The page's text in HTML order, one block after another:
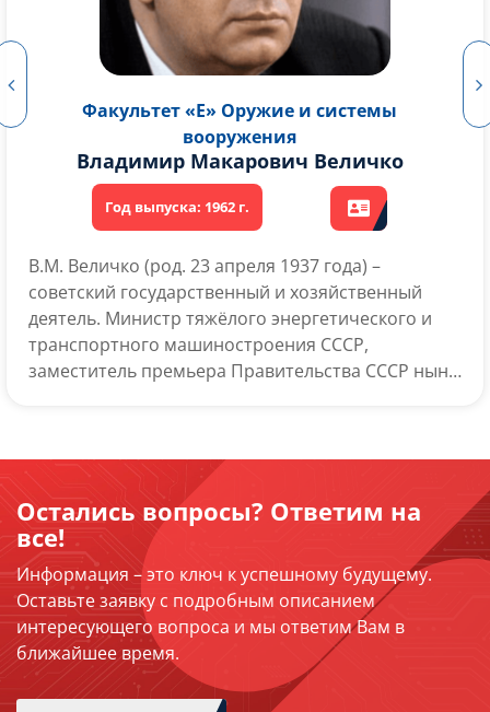
Факультет «Е» Оружие и системы
вооружения
Юрий Дмитриевич Маслюков
Ю.Д. Маслюков (30 сентября 1937 – 1 апреля 2010)
– российский политик, возглавлявший Госплан в
течение трех лет, предшествовавших распаду
Советского Союза, министр промышленности и
торговли РФ и первый заместитель премьер-
Остались вопросы? Ответим на
все!
Информация – это ключ к успешному будущему.
Оставьте заявку с подробным описанием
интересующего вопроса и мы ответим Вам в
ближайшее время.